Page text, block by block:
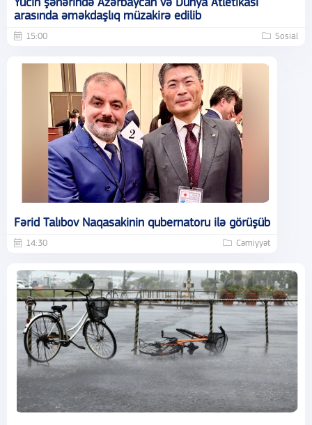
Yucin şəhərində Azərbaycan və Dünya Atletikası
arasında əməkdaşlıq müzakirə edilib
15:00 Sosial
Fərid Talıbov Naqasakinin qubernatoru ilə görüşüb
14:30 Cəmiyyət